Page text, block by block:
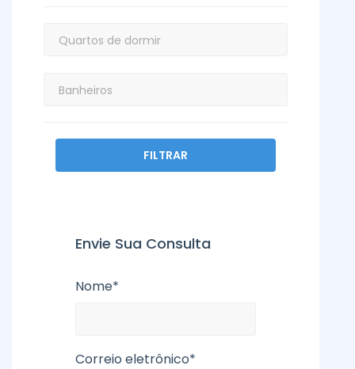
FILTRAR
Envie Sua Consulta
Nome*
Correio eletrônico*